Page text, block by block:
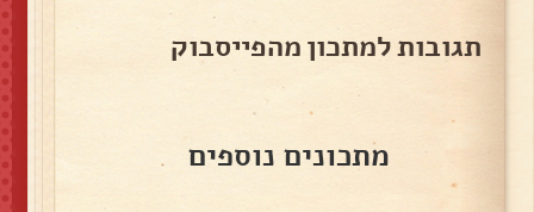
תגובות למתכון מהפייסבוק
מתכונים נוספים